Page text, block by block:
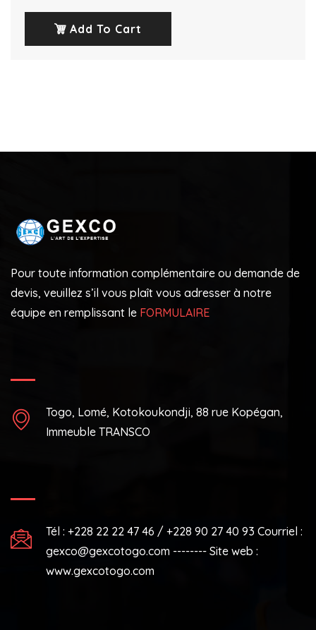
Add To Cart
Pour toute information complémentaire ou demande de
devis, veuillez s’il vous plaît vous adresser à notre
équipe en remplissant le FORMULAIRE
Togo, Lomé, Kotokoukondji, 88 rue Kopégan,
Immeuble TRANSCO
Tél : +228 22 22 47 46 / +228 90 27 40 93 Courriel :
gexco@gexcotogo.com -------- Site web :
www.gexcotogo.com